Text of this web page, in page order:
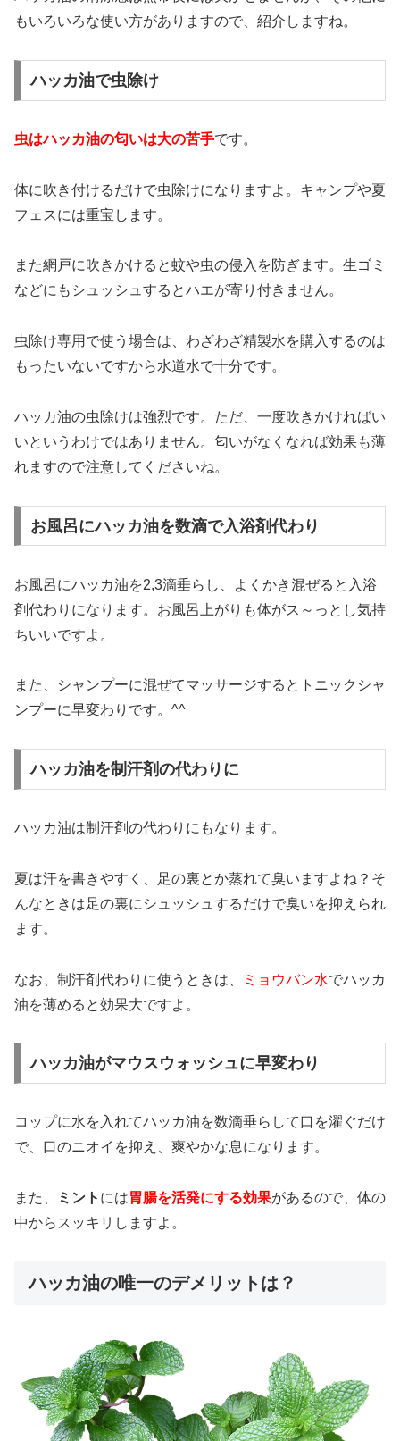
もいろいろな使い方がありますので、紹介しますね。
ハッカ油で虫除け
虫はハッカ油の匂いは大の苦手です。
体に吹き付けるだけで虫除けになりますよ。キャンプや夏
フェスには重宝します。
また網戸に吹きかけると蚊や虫の侵入を防ぎます。生ゴミ
などにもシュッシュするとハエが寄り付きません。
虫除け専用で使う場合は、わざわざ精製水を購入するのは
もったいないですから水道水で十分です。
ハッカ油の虫除けは強烈です。ただ、一度吹きかければい
いというわけではありません。匂いがなくなれば効果も薄
れますので注意してくださいね。
お風呂にハッカ油を数滴で入浴剤代わり
お風呂にハッカ油を2,3滴垂らし、よくかき混ぜると入浴
剤代わりになります。お風呂上がりも体がス～っとし気持
ちいいですよ。
また、シャンプーに混ぜてマッサージするとトニックシャ
ンプーに早変わりです。^^
ハッカ油を制汗剤の代わりに
ハッカ油は制汗剤の代わりにもなります。
夏は汗を書きやすく、足の裏とか蒸れて臭いますよね？そ
んなときは足の裏にシュッシュするだけで臭いを抑えられ
ます。
なお、制汗剤代わりに使うときは、 ミョウバン水でハッカ
油を薄めると効果大ですよ。
ハッカ油がマウスウォッシュに早変わり
コップに水を入れてハッカ油を数滴垂らして口を濯ぐだけ
で、口のニオイを抑え、爽やかな息になります。
また、 ミント には胃腸を活発にする効果があるので、体の
中からスッキリしますよ。
ハッカ油の唯一のデメリットは？